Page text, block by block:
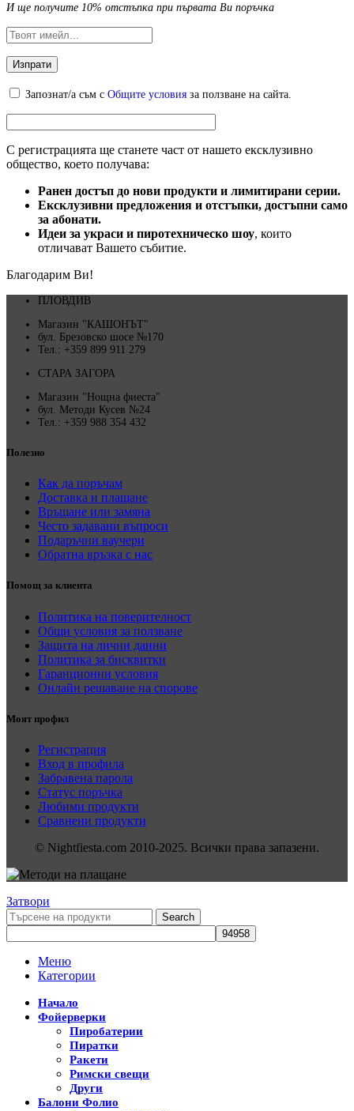
И ще получите 10% отстъпка при първата Ви поръчка
Запознат/а съм с Общите условия за ползване на сайта.
С регистрацията ще станете част от нашето ексклузивно
общество, което получава:
Ранен достъп до нови продукти и лимитирани серии.
Ексклузивни предложения и отстъпки, достъпни само
за абонати.
Идеи за украси и пиротехническо шоу, които
отличават Вашето събитие.
Благодарим Ви!
ПЛОВДИВ
Магазин "КАШОНЪТ"
бул. Брезовско шосе №170
Тел.: +359 899 911 279
СТАРА ЗАГОРА
Магазин "Нощна фиеста"
бул. Методи Кусев №24
Тел.: +359 988 354 432
Полезно
Как да поръчам
Доставка и плащане
Връщане или замяна
Често задавани въпроси
Подаръчни ваучери
Обратна връзка с нас
Помощ за клиента
Политика на поверителност
Общи условия за ползване
Защита на лични данни
Политика за бисквитки
Гаранционни условия
Онлайн решаване на спорове
Моят профил
Регистрация
Вход в профила
Забравена парола
Статус поръчка
Любими продукти
Сравнени продукти
© Nightfiesta.com 2010-2025. Всички права запазени.
Затвори
Search
Меню
Категории
Начало
Фойерверки
Пиробатерии
Пиратки
Ракети
Римски свещи
Други
Балони Фолио